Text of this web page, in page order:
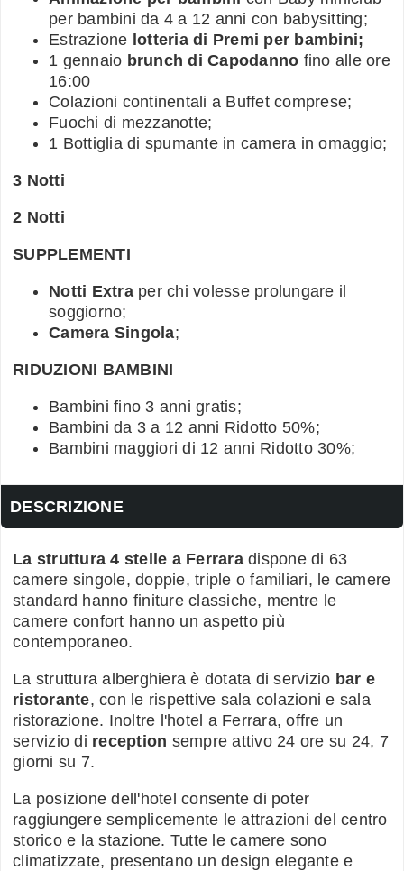
per bambini da 4 a 12 anni con babysitting;
Estrazione lotteria di Premi per bambini;
1 gennaio brunch di Capodanno fino alle ore
16:00
Colazioni continentali a Buffet comprese;
Fuochi di mezzanotte;
1 Bottiglia di spumante in camera in omaggio;
3 Notti
2 Notti
SUPPLEMENTI
Notti Extraper chi volesse prolungare il
soggiorno;
Camera Singola;
RIDUZIONI BAMBINI
Bambini fino 3 anni gratis;
Bambini da 3 a 12 anni Ridotto 50%;
Bambini maggiori di 12 anni Ridotto 30%;
DESCRIZIONE
La struttura 4 stelle a Ferraradispone di 63
camere singole, doppie, triple o familiari, le camere
standard hanno finiture classiche, mentre le
camere confort hanno un aspetto più
contemporaneo.
La struttura alberghiera è dotata di servizio bar e
ristorante, con le rispettive sala colazioni e sala
ristorazione. Inoltre l'hotel a Ferrara, offre un
servizio di reception sempre attivo 24 ore su 24, 7
giorni su 7.
La posizione dell'hotel consente di poter
raggiungere semplicemente le attrazioni del centro
storico e la stazione. Tutte le camere sono
climatizzate, presentano un design elegante e